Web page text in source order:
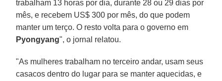
trabalham 13 horas por dia, durante 28 ou 29 dias por
mês, e recebem US$ 300 por mês, do que podem
manter um terço. O resto volta para o governo em
Pyongyang", o jornal relatou.
"As mulheres trabalham no terceiro andar, usam seus
casacos dentro do lugar para se manter aquecidas, e